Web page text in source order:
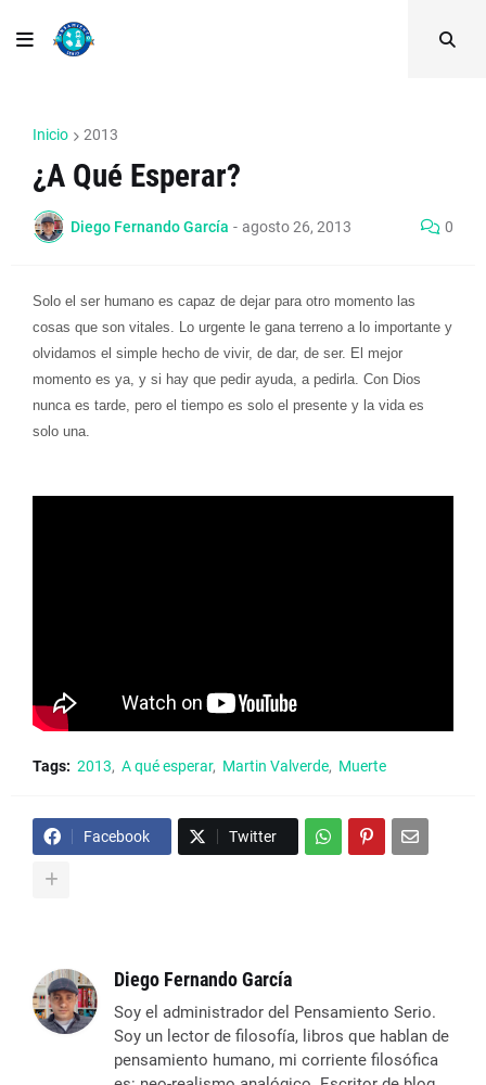
Inicio 2013
¿A Qué Esperar?
Diego Fernando García - agosto 26, 2013 0
Solo el ser humano es capaz de dejar para otro momento las
cosas que son vitales. Lo urgente le gana terreno a lo importante y
olvidamos el simple hecho de vivir, de dar, de ser. El mejor
momento es ya, y si hay que pedir ayuda, a pedirla. Con Dios
nunca es tarde, pero el tiempo es solo el presente y la vida es
solo una.
Tags: 2013 A qué esperar Martin Valverde Muerte
Facebook Twitter
Diego Fernando García
Soy el administrador del Pensamiento Serio.
Soy un lector de filosofía, libros que hablan de
pensamiento humano, mi corriente filosófica